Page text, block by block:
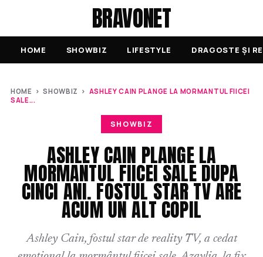
BRAVONET
HOME SHOWBIZ LIFESTYLE DRAGOSTE ȘI
HOME ›SHOWBIZ › ASHLEY CAIN PLANGE LA MORMANTUL FIICEI
SALE...
SHOWBIZ
ASHLEY CAIN PLANGE LA
MORMANTUL FIICEI SALE DUPA
CINCI ANI. FOSTUL STAR TV ARE
ACUM UN ALT COPIL
Ashley Cain, fostul star de reality TV, a cedat